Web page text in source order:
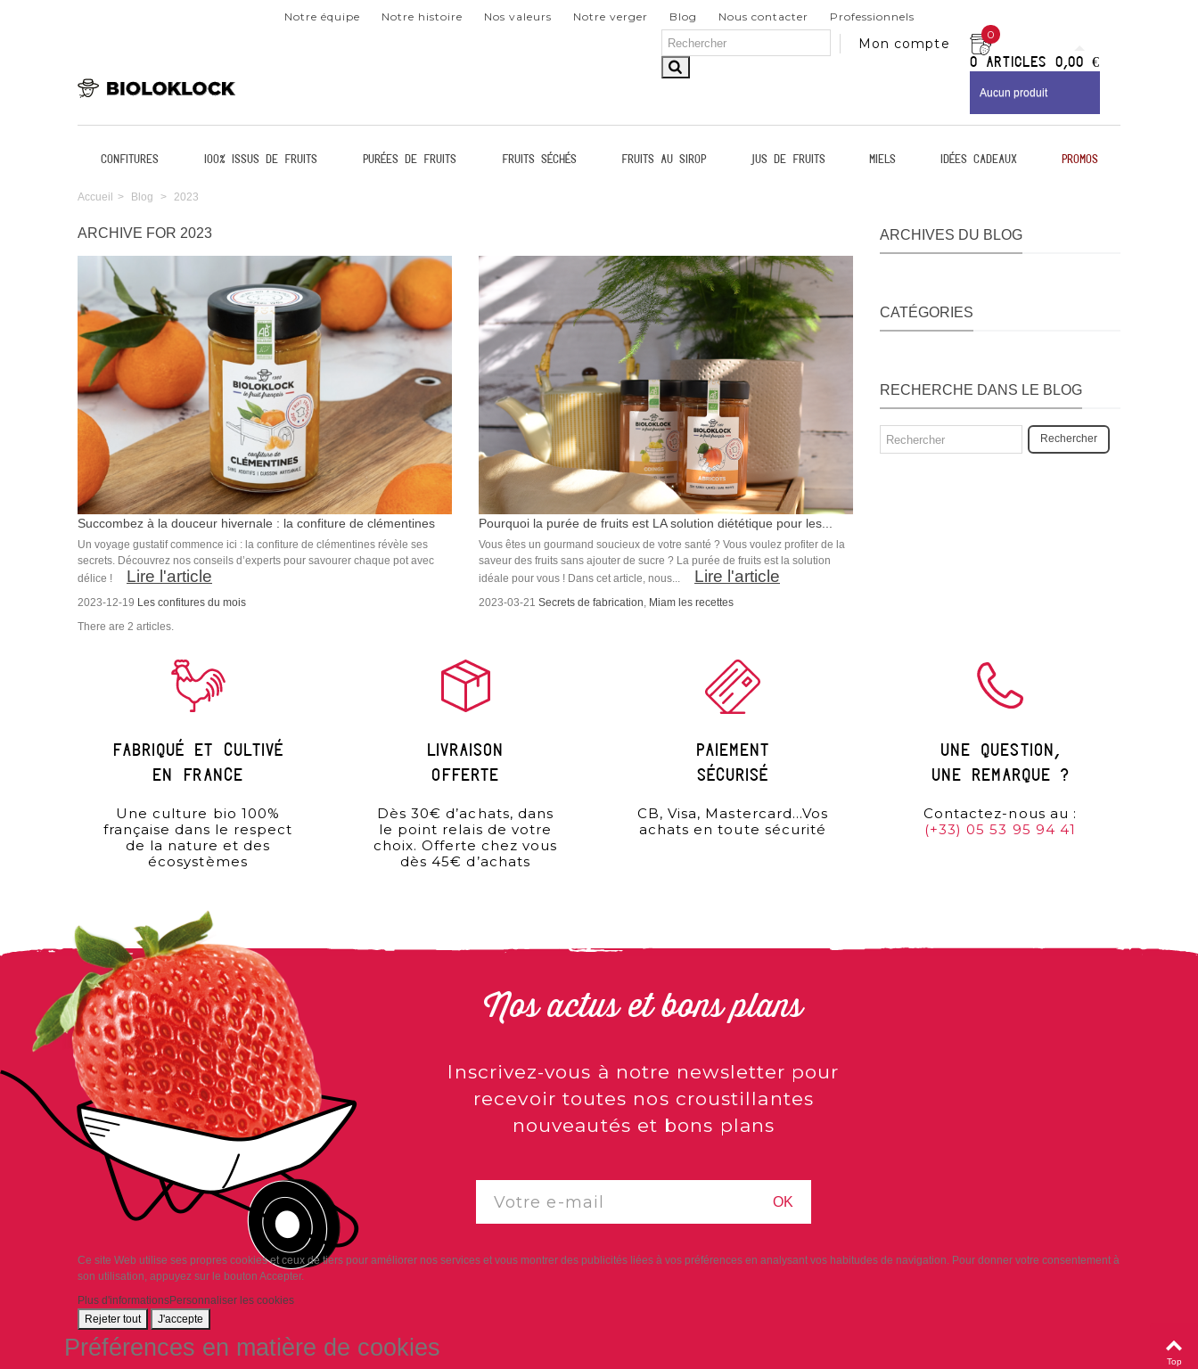
Notre équipe Notre histoire Nos valeurs Notre verger Blog Nous contacter
Professionnels
0
0 Articles 0,00 €
Aucun produit
Mon compte
Confitures 100% issus de fruits Purées de fruits Fruits séchés Fruits au sirop Jus de fruits Miels Idées Cadeaux Promos
Accueil > Blog > 2023
ARCHIVE FOR 2023
Succombez à la douceur hivernale : la confiture de clémentines
à...
Un voyage gustatif commence ici : la confiture de clémentines révèle ses
secrets. Découvrez nos conseils d’experts pour savourer chaque pot avec
délice !
Lire l'article
2023-12-19 Les confitures du mois
Pourquoi la purée de fruits est LA solution diététique pour les...
Vous êtes un gourmand soucieux de votre santé ? Vous voulez profiter de la
saveur des fruits sans ajouter de sucre ? La purée de fruits est la solution
idéale pour vous ! Dans cet article, nous...
Lire l'article
2023-03-21 Secrets de fabrication, Miam les recettes
There are 2 articles.
ARCHIVES DU BLOG
CATÉGORIES
RECHERCHE DANS LE BLOG
Rechercher
Fabriqué et cultivé
en france
Une culture bio 100%
française dans le respect
de la nature et des
écosystèmes
Livraison
offerte
Dès 30€ d’achats, dans
le point relais de votre
choix. Offerte chez vous
dès 45€ d’achats
paiement
sécurisé
CB, Visa, Mastercard…Vos
achats en toute sécurité
une question,
une remarque ?
Contactez-nous au :
(+33) 05 53 95 94 41
Nos actus et bons plans
Inscrivez-vous à notre newsletter pour
recevoir toutes nos croustillantes
nouveautés et bons plans
OK
Ce site Web utilise ses propres cookies et ceux de tiers pour améliorer nos services et vous montrer des publicités liées à vos préférences en analysant vos habitudes de navigation. Pour donner votre consentement à
son utilisation, appuyez sur le bouton Accepter.
Plus d'informationsPersonnaliser les cookies
Rejeter tout
J'accepte
Préférences en matière de cookies
Top